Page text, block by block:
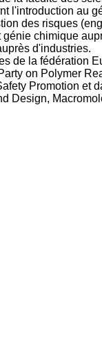
l'introduction au
des risques
chimique
d'industries.
de la fédération
on Polymer
Promotion et
Design,